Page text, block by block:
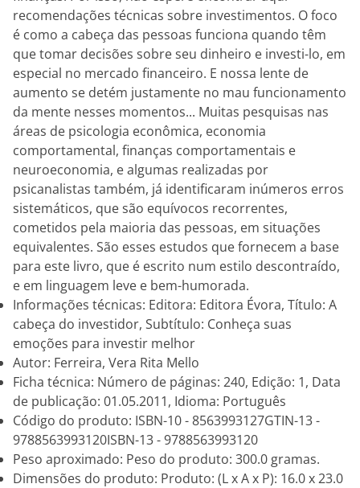
recomendações técnicas sobre investimentos. O foco
é como a cabeça das pessoas funciona quando têm
que tomar decisões sobre seu dinheiro e investi-lo, em
especial no mercado financeiro. E nossa lente de
aumento se detém justamente no mau funcionamento
da mente nesses momentos... Muitas pesquisas nas
áreas de psicologia econômica, economia
comportamental, finanças comportamentais e
neuroeconomia, e algumas realizadas por
psicanalistas também, já identificaram inúmeros erros
sistemáticos, que são equívocos recorrentes,
cometidos pela maioria das pessoas, em situações
equivalentes. São esses estudos que fornecem a base
para este livro, que é escrito num estilo descontraído,
e em linguagem leve e bem-humorada.
Informações técnicas: Editora: Editora Évora, Título: A
cabeça do investidor, Subtítulo: Conheça suas
emoções para investir melhor
Autor: Ferreira, Vera Rita Mello
Ficha técnica: Número de páginas: 240, Edição: 1, Data
de publicação: 01.05.2011, Idioma: Português
Código do produto: ISBN-10 - 8563993127GTIN-13 -
9788563993120ISBN-13 - 9788563993120
Peso aproximado: Peso do produto: 300.0 gramas.
Dimensões do produto: Produto: (L x A x P): 16.0 x 23.0